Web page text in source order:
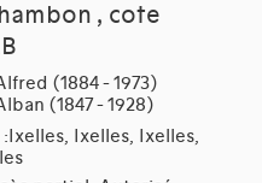
, cote
(1884 - 1973)
(1847 - 1928)
:Ixelles, Ixelles, Ixelles,